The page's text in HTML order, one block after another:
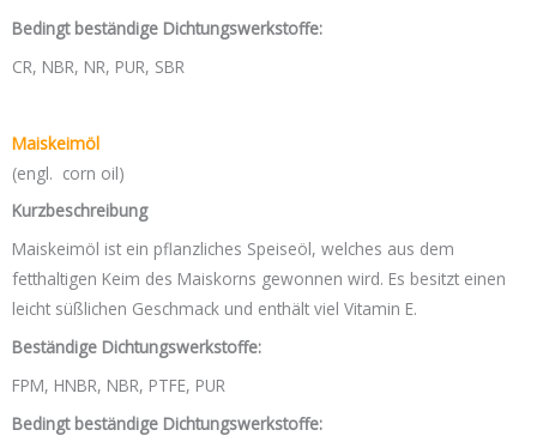
Bedingt beständige Dichtungswerkstoffe:
CR, NBR, NR, PUR, SBR
Maiskeimöl
(engl. corn oil)
Kurzbeschreibung
Maiskeimöl ist ein pflanzliches Speiseöl, welches aus dem
fetthaltigen Keim des Maiskorns gewonnen wird. Es besitzt einen
leicht süßlichen Geschmack und enthält viel Vitamin E.
Beständige Dichtungswerkstoffe:
FPM, HNBR, NBR, PTFE, PUR
Bedingt beständige Dichtungswerkstoffe: